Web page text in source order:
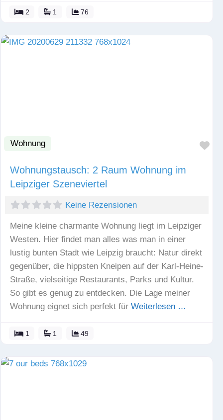
2 1 76
Wohnung
Wohnungstausch: 2 Raum Wohnung im
Leipziger Szeneviertel
Keine Rezensionen
Meine kleine charmante Wohnung liegt im Leipziger
Westen. Hier findet man alles was man in einer
lustig bunten Stadt wie Leipzig braucht: Natur direkt
gegenüber, die hippsten Kneipen auf der Karl-Heine-
Straße, vielseitige Restaurants, Parks und Kultur.
So gibt es genug zu entdecken. Die Lage meiner
Wohnung eignet sich perfekt für Weiterlesen …
1 1 49